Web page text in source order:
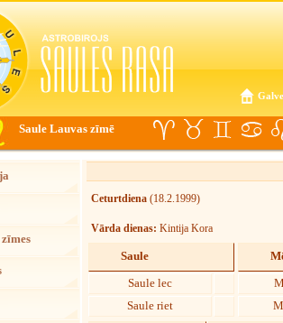
Saule Lauvas zīmē
Ceturtdiena (18.2.1999)
Vārda dienas: Kintija Kora
Saule
Saule lec
Saule riet